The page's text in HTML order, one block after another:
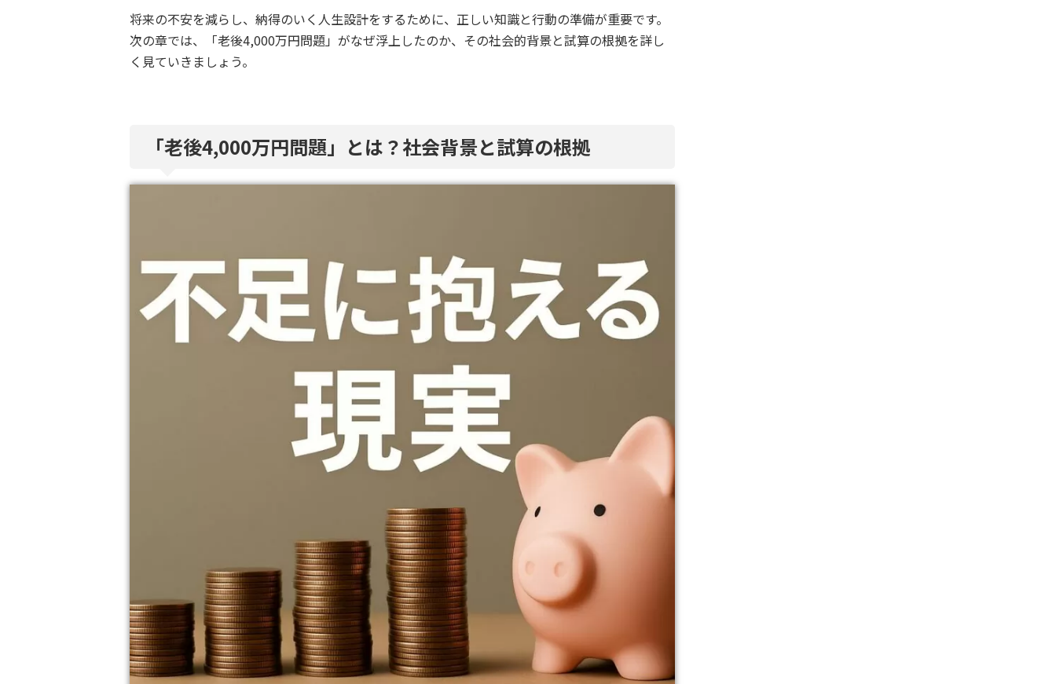
将来の不安を減らし、納得のいく人生設計をするために、正しい知識と行動の準備が重要です。
次の章では、「老後4,000万円問題」がなぜ浮上したのか、その社会的背景と試算の根拠を詳し
く見ていきましょう。
「老後4,000万円問題」とは？社会背景と試算の根拠